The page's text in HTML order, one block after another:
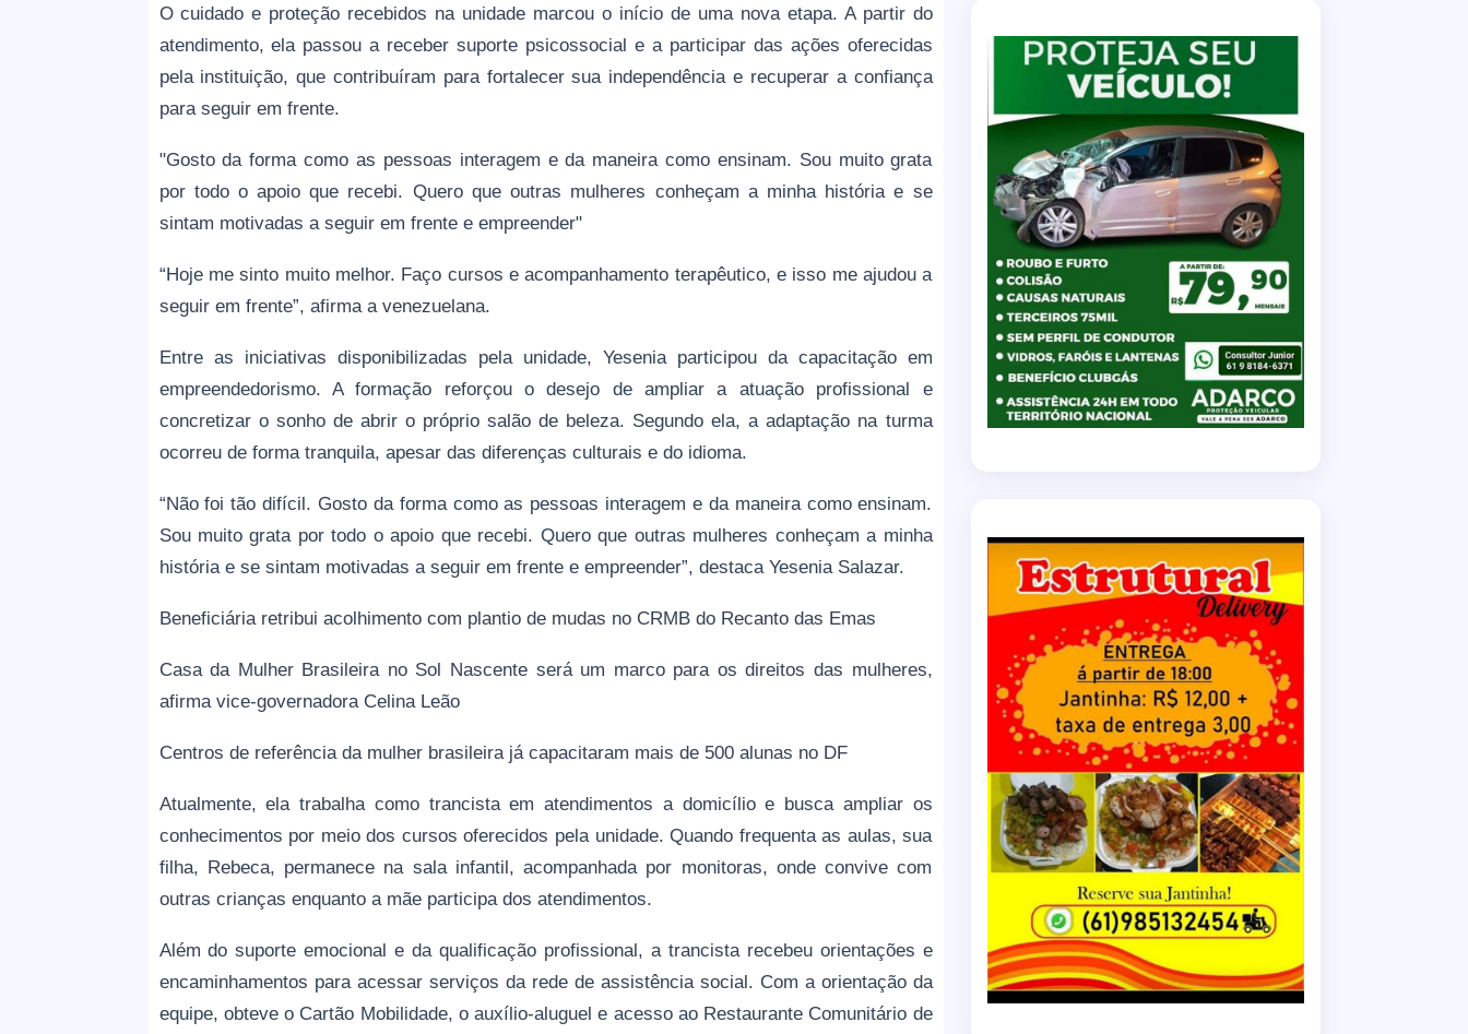
O cuidado e proteção recebidos na unidade marcou o início de uma nova etapa. A partir do
atendimento, ela passou a receber suporte psicossocial e a participar das ações oferecidas
pela instituição, que contribuíram para fortalecer sua independência e recuperar a confiança
para seguir em frente.
"Gosto da forma como as pessoas interagem e da maneira como ensinam. Sou muito grata
por todo o apoio que recebi. Quero que outras mulheres conheçam a minha história e se
sintam motivadas a seguir em frente e empreender"
“Hoje me sinto muito melhor. Faço cursos e acompanhamento terapêutico, e isso me ajudou a
seguir em frente”, afirma a venezuelana.
Entre as iniciativas disponibilizadas pela unidade, Yesenia participou da capacitação em
empreendedorismo. A formação reforçou o desejo de ampliar a atuação profissional e
concretizar o sonho de abrir o próprio salão de beleza. Segundo ela, a adaptação na turma
ocorreu de forma tranquila, apesar das diferenças culturais e do idioma.
“Não foi tão difícil. Gosto da forma como as pessoas interagem e da maneira como ensinam.
Sou muito grata por todo o apoio que recebi. Quero que outras mulheres conheçam a minha
história e se sintam motivadas a seguir em frente e empreender”, destaca Yesenia Salazar.
Beneficiária retribui acolhimento com plantio de mudas no CRMB do Recanto das Emas
Casa da Mulher Brasileira no Sol Nascente será um marco para os direitos das mulheres,
afirma vice-governadora Celina Leão
Centros de referência da mulher brasileira já capacitaram mais de 500 alunas no DF
Atualmente, ela trabalha como trancista em atendimentos a domicílio e busca ampliar os
conhecimentos por meio dos cursos oferecidos pela unidade. Quando frequenta as aulas, sua
filha, Rebeca, permanece na sala infantil, acompanhada por monitoras, onde convive com
outras crianças enquanto a mãe participa dos atendimentos.
Além do suporte emocional e da qualificação profissional, a trancista recebeu orientações e
encaminhamentos para acessar serviços da rede de assistência social. Com a orientação da
equipe, obteve o Cartão Mobilidade, o auxílio-aluguel e acesso ao Restaurante Comunitário de